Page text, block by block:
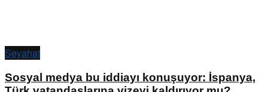
Seyahat
Sosyal medya bu iddiayı konuşuyor: İspanya,